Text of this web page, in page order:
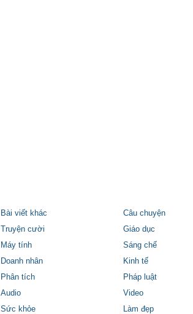
Bài viết khác Câu chuyện
Truyện cười Giáo dục
Máy tính Sáng chế
Doanh nhân Kinh tế
Phân tích Pháp luật
Audio Video
Sức khỏe Làm đẹp